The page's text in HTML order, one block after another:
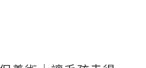
裡——